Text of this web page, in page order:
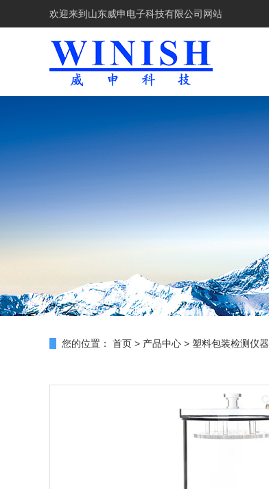
欢迎来到 山东威申电子科技有限公司网站
您的位置： 首页 > 产品中心 > 塑料包装检测仪器